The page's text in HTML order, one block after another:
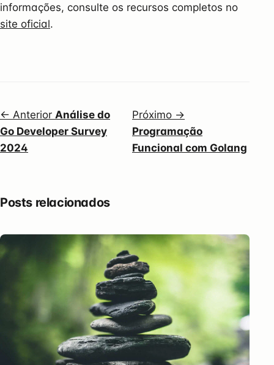
informações, consulte os recursos completos no
site oficial.
← Anterior Análise do
Go Developer Survey
2024
Próximo →
Programação
Funcional com Golang
Posts relacionados